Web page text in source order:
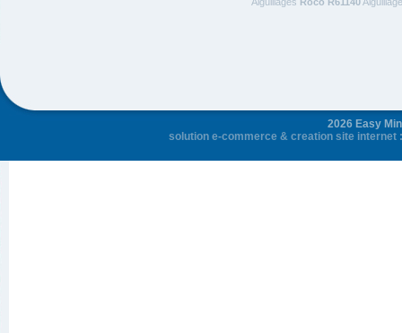
2026 Easy
solution e-commerce & creation site internet